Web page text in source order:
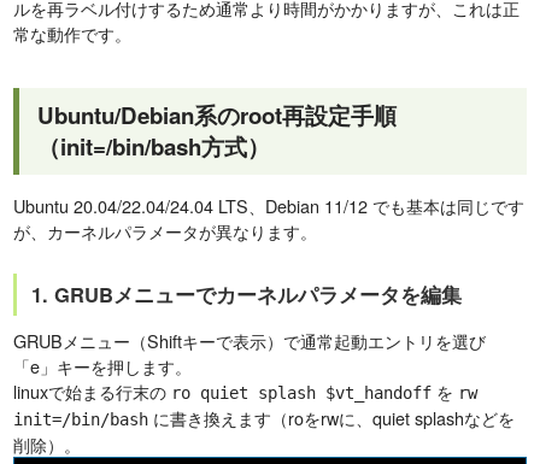
ルを再ラベル付けするため通常より時間がかかりますが、これは正
常な動作です。
Ubuntu/Debian系のroot再設定手順
（init=/bin/bash方式）
Ubuntu 20.04/22.04/24.04 LTS、Debian 11/12 でも基本は同じです
が、カーネルパラメータが異なります。
1. GRUBメニューでカーネルパラメータを編集
GRUBメニュー（Shiftキーで表示）で通常起動エントリを選び
「e」キーを押します。
linuxで始まる行末の ro quiet splash $vt_handoff を rw
init=/bin/bash に書き換えます（roをrwに、quiet splashなどを
削除）。